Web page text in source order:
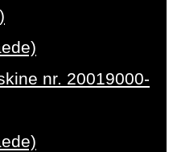
nr. 20019000-